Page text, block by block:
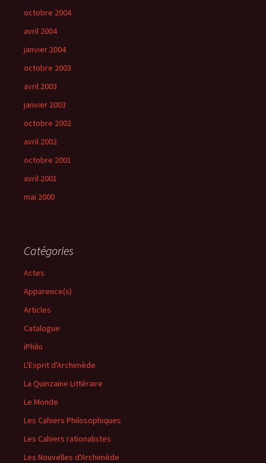
octobre 2004
avril 2004
janvier 2004
octobre 2003
avril 2003
janvier 2003
octobre 2002
avril 2002
octobre 2001
avril 2001
mai 2000
Catégories
Actes
Apparence(s)
Articles
Catalogue
iPhilo
L'Esprit d'Archimède
La Quinzaine Littéraire
Le Monde
Les Cahiers Philosophiques
Les Cahiers rationalistes
Les Nouvelles d'Archimède